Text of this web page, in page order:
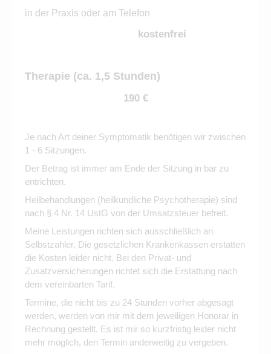
in der Praxis oder am Telefon
kostenfrei
Therapie (ca. 1,5 Stunden)
190 €
Je nach Art deiner Symptomatik benötigen wir zwischen
1 - 6 Sitzungen.
Der Betrag ist immer am Ende der Sitzung in bar zu
entrichten.
Heilbehandlungen (heilkundliche Psychotherapie) sind
nach § 4 Nr. 14 UstG von der Umsatzsteuer befreit.
Meine Leistungen richten sich ausschließlich an
Selbstzahler. Die gesetzlichen Krankenkassen erstatten
die Kosten leider nicht. Bei den Privat- und
Zusatzversicherungen richtet sich die Erstattung nach
dem vereinbarten Tarif.
Termine, die nicht bis zu 24 Stunden vorher abgesagt
werden, werden von mir mit dem jeweiligen Honorar in
Rechnung gestellt. Es ist mir so kurzfristig leider nicht
mehr möglich, den Termin anderweitig zu vergeben.